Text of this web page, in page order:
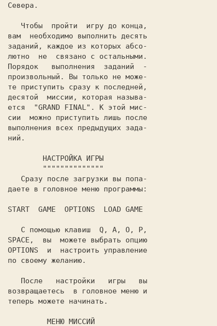
Севера.
вам  необходимо выполнить десять
заданий, каждое из которых абсо-
лютно  не  связано с остальными.
Порядок   выполнения  заданий  -
произвольный. Вы только не може-
те приступить сразу к последней,
десятой  миссии, которая называ-
ется  "GRAND FINAL". К этой мис-
сии  можно приступить лишь после
выполнения всех предыдущих зада-
ний.
   С помощью клавиш
Q, A, O, P
SPACE
OPTIONS
  и  настроить управление
по своему желанию.
возвращаетесь  в головное меню и
теперь можете начинать.